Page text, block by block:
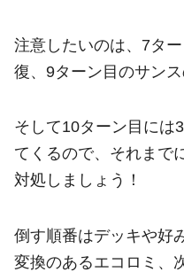
注意したいのは、7タ
復、9ターン目のサンス
そして10ターン目には
てくるので、それまで
対処しましょう！
倒す順番はデッキや好
変換のあるエコロミ、